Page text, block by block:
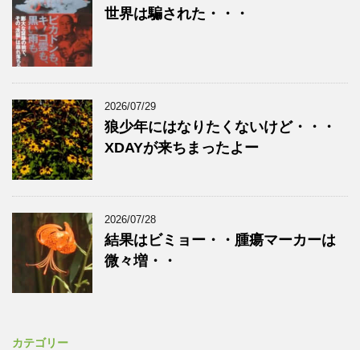
世界は騙された・・・
2026/07/29
狼少年にはなりたくないけど・・・
XDAYが来ちまったよー
2026/07/28
結果はビミョー・・腫瘍マーカーは
微々増・・
カテゴリー